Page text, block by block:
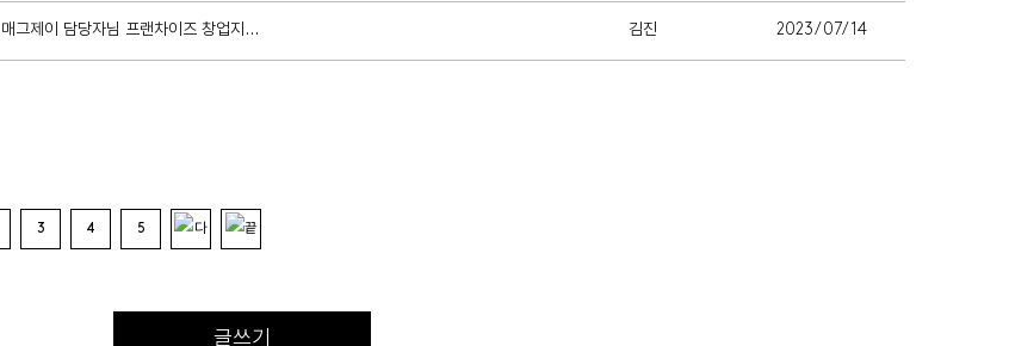
매그제이 담당자님 프랜차이즈 창업지... 김진 2023/07/14
3 4 5
글쓰기